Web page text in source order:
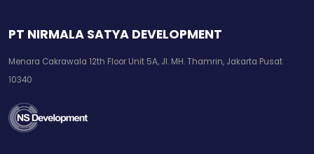
PT NIRMALA SATYA DEVELOPMENT
Menara Cakrawala 12th Floor Unit 5A, Jl. MH. Thamrin, Jakarta Pusat
10340